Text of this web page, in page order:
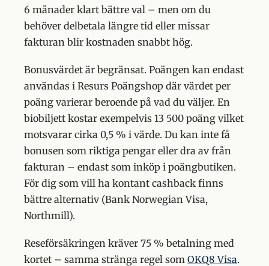
6 månader klart bättre val – men om du
behöver delbetala längre tid eller missar
fakturan blir kostnaden snabbt hög.
Bonusvärdet är begränsat. Poängen kan endast
användas i Resurs Poängshop där värdet per
poäng varierar beroende på vad du väljer. En
biobiljett kostar exempelvis 13 500 poäng vilket
motsvarar cirka 0,5 % i värde. Du kan inte få
bonusen som riktiga pengar eller dra av från
fakturan – endast som inköp i poängbutiken.
För dig som vill ha kontant cashback finns
bättre alternativ (Bank Norwegian Visa,
Northmill).
Reseförsäkringen kräver 75 % betalning med
kortet – samma stränga regel som OKQ8 Visa.